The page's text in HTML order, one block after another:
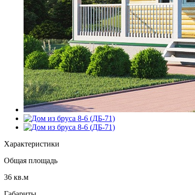
Характеристики
Общая площадь
36 кв.м